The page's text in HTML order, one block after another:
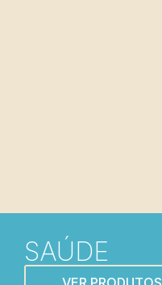
SAÚDE